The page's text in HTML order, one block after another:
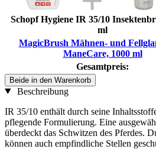
Schopf Hygiene IR 35/10
ml
MagicBrush Mähnen- und
ManeCare, 1000 ml
Gesamtpreis:
Beide in den Warenkorb
Beschreibung
IR 35/10 enthält durch seine
pflegende Formulierung. Eine
überdeckt das Schwitzen des Pferdes.
können auch empfindliche Stellen